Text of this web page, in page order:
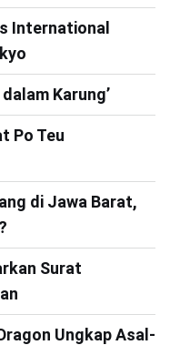
International
Karung’
Po Teu
di Jawa Barat,
Surat
Ungkap Asal-